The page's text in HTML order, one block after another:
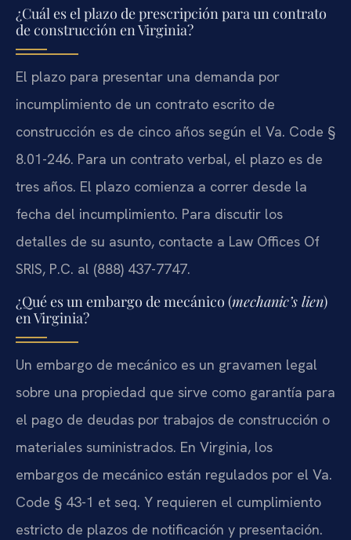
¿Cuál es el plazo de prescripción para un contrato
de construcción en Virginia?
El plazo para presentar una demanda por
incumplimiento de un contrato escrito de
construcción es de cinco años según el Va. Code §
8.01-246. Para un contrato verbal, el plazo es de
tres años. El plazo comienza a correr desde la
fecha del incumplimiento. Para discutir los
detalles de su asunto, contacte a Law Offices Of
SRIS, P.C. al (888) 437-7747.
¿Qué es un embargo de mecánico (mechanic’s lien)
en Virginia?
Un embargo de mecánico es un gravamen legal
sobre una propiedad que sirve como garantía para
el pago de deudas por trabajos de construcción o
materiales suministrados. En Virginia, los
embargos de mecánico están regulados por el Va.
Code § 43-1 et seq. Y requieren el cumplimiento
estricto de plazos de notificación y presentación.